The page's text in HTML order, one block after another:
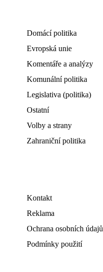
Domácí politika
Evropská unie
Komentáře a analýzy
Komunální politika
Legislativa (politika)
Ostatní
Volby a strany
Zahraniční politika
Kontakt
Reklama
Ochrana osobních údajů
Podmínky použití